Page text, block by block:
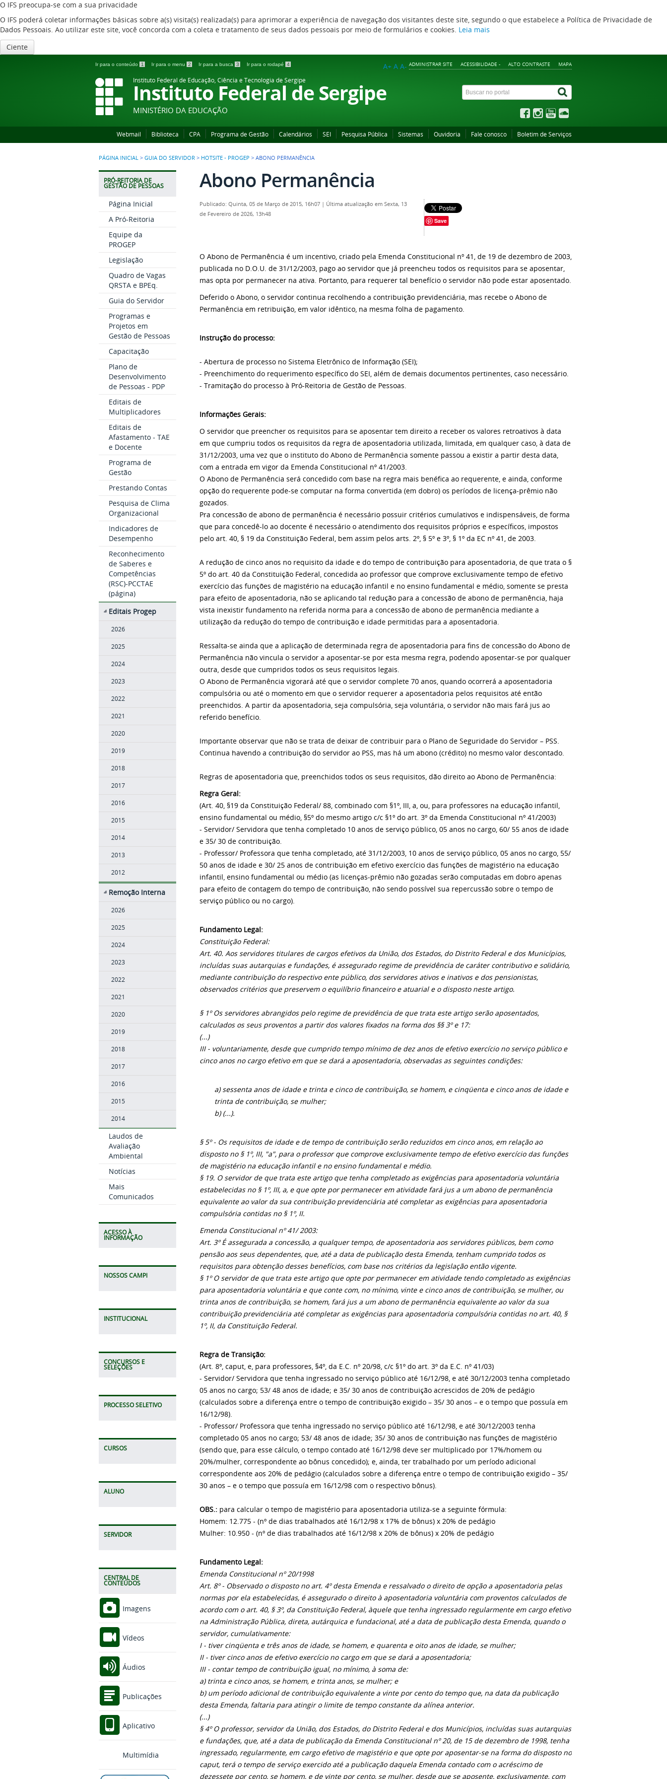
O IFS preocupa-se com a sua privacidade
O IFS poderá coletar informações básicas sobre a(s) visita(s) realizada(s) para aprimorar a experiência de navegação dos visitantes deste site, segundo o que estabelece a Política de Privacidade de
Dados Pessoais. Ao utilizar este site, você concorda com a coleta e tratamento de seus dados pessoais por meio de formulários e cookies. Leia mais
Ciente
Ir para o conteúdo 1 Ir para o menu 2 Ir para a busca 3 Ir para o rodapé 4 ADMINISTRAR SITE ACESSIBILIDADE - ALTO CONTRASTE MAPA
A+ A A-
Instituto Federal de Educação, Ciência e Tecnologia de Sergipe
Instituto Federal de Sergipe
MINISTÉRIO DA EDUCAÇÃO
Webmail Biblioteca CPA Programa de Gestão Calendários SEI Pesquisa Pública Sistemas Ouvidoria Fale conosco Boletim de Serviços
PÁGINA INICIAL > GUIA DO SERVIDOR > HOTSITE - PROGEP > ABONO PERMANÊNCIA
PRÓ-REITORIA DE
GESTÃO DE PESSOAS
Página Inicial
A Pró-Reitoria
Equipe da
PROGEP
Legislação
Quadro de Vagas
QRSTA e BPEq.
Guia do Servidor
Programas e
Projetos em
Gestão de Pessoas
Capacitação
Plano de
Desenvolvimento
de Pessoas - PDP
Editais de
Multiplicadores
Editais de
Afastamento - TAE
e Docente
Programa de
Gestão
Prestando Contas
Pesquisa de Clima
Organizacional
Indicadores de
Desempenho
Reconhecimento
de Saberes e
Competências
(RSC)-PCCTAE
(página)
Editais Progep
2026
2025
2024
2023
2022
2021
2020
2019
2018
2017
2016
2015
2014
2013
2012
Remoção Interna
2026
2025
2024
2023
2022
2021
2020
2019
2018
2017
2016
2015
2014
Laudos de
Avaliação
Ambiental
Notícias
Mais
Comunicados
ACESSO À
INFORMAÇÃO
NOSSOS CAMPI
INSTITUCIONAL
CONCURSOS E
SELEÇÕES
PROCESSO SELETIVO
CURSOS
ALUNO
SERVIDOR
CENTRAL DE
CONTEÚDOS
Imagens
Vídeos
Áudios
Publicações
Aplicativo
Multimídia
Abono Permanência
Publicado: Quinta, 05 de Março de 2015, 16h07 | Última atualização em Sexta, 13
de Fevereiro de 2026, 13h48
Save
O Abono de Permanência é um incentivo, criado pela Emenda Constitucional nº 41, de 19 de dezembro de 2003,
publicada no D.O.U. de 31/12/2003, pago ao servidor que já preencheu todos os requisitos para se aposentar,
mas opta por permanecer na ativa. Portanto, para requerer tal benefício o servidor não pode estar aposentado.
Deferido o Abono, o servidor continua recolhendo a contribuição previdenciária, mas recebe o Abono de
Permanência em retribuição, em valor idêntico, na mesma folha de pagamento.
Instrução do processo:
- Abertura de processo no Sistema Eletrônico de Informação (SEI);
- Preenchimento do requerimento específico do SEI, além de demais documentos pertinentes, caso necessário.
- Tramitação do processo à Pró-Reitoria de Gestão de Pessoas.
Informações Gerais:
O servidor que preencher os requisitos para se aposentar tem direito a receber os valores retroativos à data
em que cumpriu todos os requisitos da regra de aposentadoria utilizada, limitada, em qualquer caso, à data de
31/12/2003, uma vez que o instituto do Abono de Permanência somente passou a existir a partir desta data,
com a entrada em vigor da Emenda Constitucional nº 41/2003.
O Abono de Permanência será concedido com base na regra mais benéfica ao requerente, e ainda, conforme
opção do requerente pode-se computar na forma convertida (em dobro) os períodos de licença-prêmio não
gozados.
Pra concessão de abono de permanência é necessário possuir critérios cumulativos e indispensáveis, de forma
que para concedê-lo ao docente é necessário o atendimento dos requisitos próprios e específicos, impostos
pelo art. 40, § 19 da Constituição Federal, bem assim pelos arts. 2º, § 5º e 3º, § 1º da EC nº 41, de 2003.
A redução de cinco anos no requisito da idade e do tempo de contribuição para aposentadoria, de que trata o §
5º do art. 40 da Constituição Federal, concedida ao professor que comprove exclusivamente tempo de efetivo
exercício das funções de magistério na educação infantil e no ensino fundamental e médio, somente se presta
para efeito de aposentadoria, não se aplicando tal redução para a concessão de abono de permanência, haja
vista inexistir fundamento na referida norma para a concessão de abono de permanência mediante a
utilização da redução do tempo de contribuição e idade permitidas para a aposentadoria.
Ressalta-se ainda que a aplicação de determinada regra de aposentadoria para fins de concessão do Abono de
Permanência não vincula o servidor a aposentar-se por esta mesma regra, podendo aposentar-se por qualquer
outra, desde que cumpridos todos os seus requisitos legais.
O Abono de Permanência vigorará até que o servidor complete 70 anos, quando ocorrerá a aposentadoria
compulsória ou até o momento em que o servidor requerer a aposentadoria pelos requisitos até então
preenchidos. A partir da aposentadoria, seja compulsória, seja voluntária, o servidor não mais fará jus ao
referido benefício.
Importante observar que não se trata de deixar de contribuir para o Plano de Seguridade do Servidor – PSS.
Continua havendo a contribuição do servidor ao PSS, mas há um abono (crédito) no mesmo valor descontado.
Regras de aposentadoria que, preenchidos todos os seus requisitos, dão direito ao Abono de Permanência:
Regra Geral:
(Art. 40, §19 da Constituição Federal/ 88, combinado com §1º, III, a, ou, para professores na educação infantil,
ensino fundamental ou médio, §5º do mesmo artigo c/c §1º do art. 3º da Emenda Constitucional nº 41/2003)
- Servidor/ Servidora que tenha completado 10 anos de serviço público, 05 anos no cargo, 60/ 55 anos de idade
e 35/ 30 de contribuição.
- Professor/ Professora que tenha completado, até 31/12/2003, 10 anos de serviço público, 05 anos no cargo, 55/
50 anos de idade e 30/ 25 anos de contribuição em efetivo exercício das funções de magistério na educação
infantil, ensino fundamental ou médio (as licenças-prêmio não gozadas serão computadas em dobro apenas
para efeito de contagem do tempo de contribuição, não sendo possível sua repercussão sobre o tempo de
serviço público ou no cargo).
Fundamento Legal:
Constituição Federal:
Art. 40. Aos servidores titulares de cargos efetivos da União, dos Estados, do Distrito Federal e dos Municípios,
incluídas suas autarquias e fundações, é assegurado regime de previdência de caráter contributivo e solidário,
mediante contribuição do respectivo ente público, dos servidores ativos e inativos e dos pensionistas,
observados critérios que preservem o equilíbrio financeiro e atuarial e o disposto neste artigo.
§ 1º Os servidores abrangidos pelo regime de previdência de que trata este artigo serão aposentados,
calculados os seus proventos a partir dos valores fixados na forma dos §§ 3º e 17:
(...)
III - voluntariamente, desde que cumprido tempo mínimo de dez anos de efetivo exercício no serviço público e
cinco anos no cargo efetivo em que se dará a aposentadoria, observadas as seguintes condições:
a) sessenta anos de idade e trinta e cinco de contribuição, se homem, e cinqüenta e cinco anos de idade e
trinta de contribuição, se mulher;
b) (...).
§ 5º - Os requisitos de idade e de tempo de contribuição serão reduzidos em cinco anos, em relação ao
disposto no § 1º, III, "a", para o professor que comprove exclusivamente tempo de efetivo exercício das funções
de magistério na educação infantil e no ensino fundamental e médio.
§ 19. O servidor de que trata este artigo que tenha completado as exigências para aposentadoria voluntária
estabelecidas no § 1º, III, a, e que opte por permanecer em atividade fará jus a um abono de permanência
equivalente ao valor da sua contribuição previdenciária até completar as exigências para aposentadoria
compulsória contidas no § 1º, II.
Emenda Constitucional nº 41/ 2003:
Art. 3º É assegurada a concessão, a qualquer tempo, de aposentadoria aos servidores públicos, bem como
pensão aos seus dependentes, que, até a data de publicação desta Emenda, tenham cumprido todos os
requisitos para obtenção desses benefícios, com base nos critérios da legislação então vigente.
§ 1º O servidor de que trata este artigo que opte por permanecer em atividade tendo completado as exigências
para aposentadoria voluntária e que conte com, no mínimo, vinte e cinco anos de contribuição, se mulher, ou
trinta anos de contribuição, se homem, fará jus a um abono de permanência equivalente ao valor da sua
contribuição previdenciária até completar as exigências para aposentadoria compulsória contidas no art. 40, §
1º, II, da Constituição Federal.
Regra de Transição:
(Art. 8º, caput, e, para professores, §4º, da E.C. nº 20/98, c/c §1º do art. 3º da E.C. nº 41/03)
- Servidor/ Servidora que tenha ingressado no serviço público até 16/12/98, e até 30/12/2003 tenha completado
05 anos no cargo; 53/ 48 anos de idade; e 35/ 30 anos de contribuição acrescidos de 20% de pedágio
(calculados sobre a diferença entre o tempo de contribuição exigido – 35/ 30 anos – e o tempo que possuía em
16/12/98).
- Professor/ Professora que tenha ingressado no serviço público até 16/12/98, e até 30/12/2003 tenha
completado 05 anos no cargo; 53/ 48 anos de idade; 35/ 30 anos de contribuição nas funções de magistério
(sendo que, para esse cálculo, o tempo contado até 16/12/98 deve ser multiplicado por 17%/homem ou
20%/mulher, correspondente ao bônus concedido); e, ainda, ter trabalhado por um período adicional
correspondente aos 20% de pedágio (calculados sobre a diferença entre o tempo de contribuição exigido – 35/
30 anos – e o tempo que possuía em 16/12/98 com o respectivo bônus).
OBS.: para calcular o tempo de magistério para aposentadoria utiliza-se a seguinte fórmula:
Homem: 12.775 - (nº de dias trabalhados até 16/12/98 x 17% de bônus) x 20% de pedágio
Mulher: 10.950 - (nº de dias trabalhados até 16/12/98 x 20% de bônus) x 20% de pedágio
Fundamento Legal:
Emenda Constitucional nº 20/1998
Art. 8º - Observado o disposto no art. 4º desta Emenda e ressalvado o direito de opção a aposentadoria pelas
normas por ela estabelecidas, é assegurado o direito à aposentadoria voluntária com proventos calculados de
acordo com o art. 40, § 3º, da Constituição Federal, àquele que tenha ingressado regularmente em cargo efetivo
na Administração Pública, direta, autárquica e fundacional, até a data de publicação desta Emenda, quando o
servidor, cumulativamente:
I - tiver cinqüenta e três anos de idade, se homem, e quarenta e oito anos de idade, se mulher;
II - tiver cinco anos de efetivo exercício no cargo em que se dará a aposentadoria;
III - contar tempo de contribuição igual, no mínimo, à soma de:
a) trinta e cinco anos, se homem, e trinta anos, se mulher; e
b) um período adicional de contribuição equivalente a vinte por cento do tempo que, na data da publicação
desta Emenda, faltaria para atingir o limite de tempo constante da alínea anterior.
(...)
§ 4º O professor, servidor da União, dos Estados, do Distrito Federal e dos Municípios, incluídas suas autarquias
e fundações, que, até a data de publicação da Emenda Constitucional nº 20, de 15 de dezembro de 1998, tenha
ingressado, regularmente, em cargo efetivo de magistério e que opte por aposentar-se na forma do disposto no
caput, terá o tempo de serviço exercido até a publicação daquela Emenda contado com o acréscimo de
dezessete por cento, se homem, e de vinte por cento, se mulher, desde que se aposente, exclusivamente, com